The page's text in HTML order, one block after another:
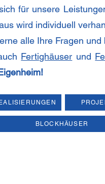
für unsere
wird individuell
alle Ihre Fragen
Fertighäuser und
BLOCKHÄUSER